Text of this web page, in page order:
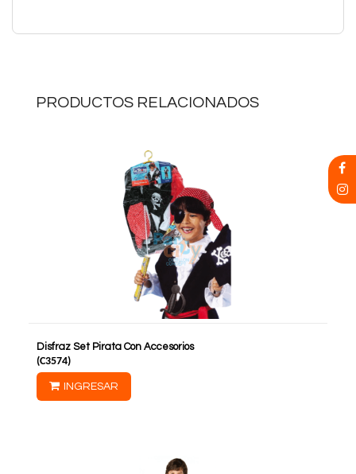
PRODUCTOS RELACIONADOS
Disfraz Set Pirata Con Accesorios
(C3574)
INGRESAR